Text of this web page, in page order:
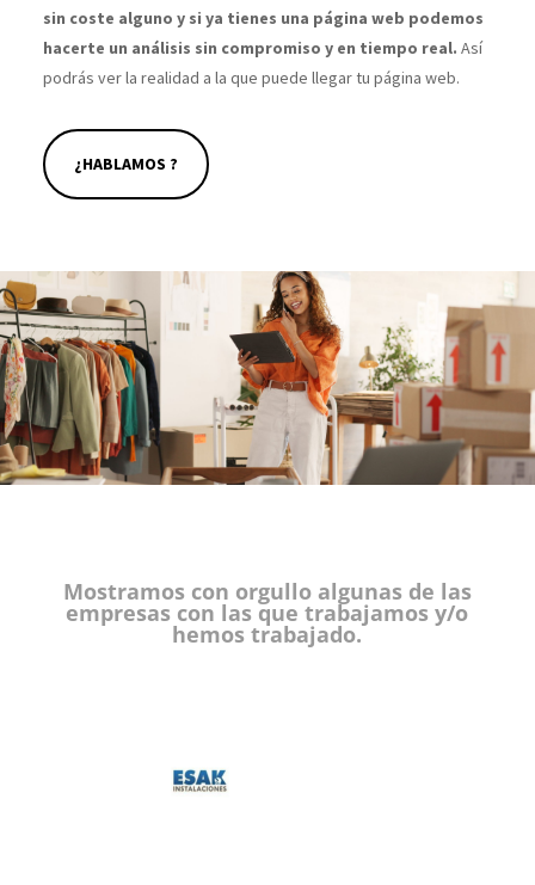
sin coste alguno y si ya tienes una página web podemos
hacerte un análisis sin compromiso y en tiempo real. Así
podrás ver la realidad a la que puede llegar tu página web.
¿HABLAMOS ?
Mostramos con orgullo algunas de las
empresas con las que trabajamos y/o
hemos trabajado.